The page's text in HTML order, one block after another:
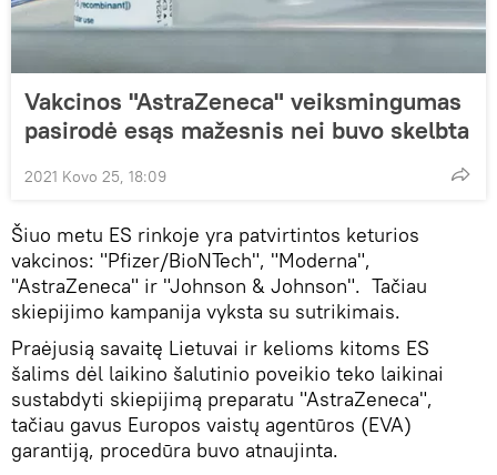
Vakcinos "AstraZeneca" veiksmingumas
pasirodė esąs mažesnis nei buvo skelbta
2021 Kovo 25, 18:09
Šiuo metu ES rinkoje yra patvirtintos keturios
vakcinos: "Pfizer/BioNTech", "Moderna",
"AstraZeneca" ir "Johnson & Johnson". Tačiau
skiepijimo kampanija vyksta su sutrikimais.
Praėjusią savaitę Lietuvai ir kelioms kitoms ES
šalims dėl laikino šalutinio poveikio teko laikinai
sustabdyti skiepijimą preparatu "AstraZeneca",
tačiau gavus Europos vaistų agentūros (EVA)
garantiją, procedūra buvo atnaujinta.